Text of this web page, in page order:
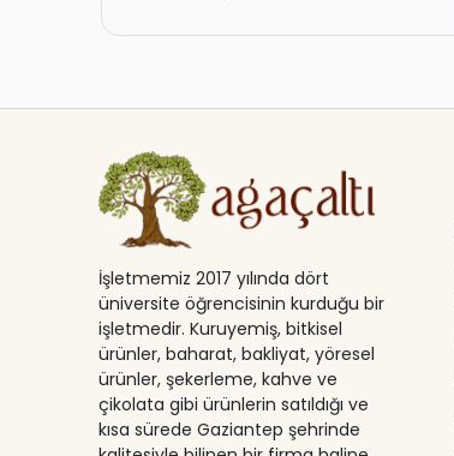
İşletmemiz 2017 yılında dört
üniversite öğrencisinin kurduğu bir
işletmedir. Kuruyemiş, bitkisel
ürünler, baharat, bakliyat, yöresel
ürünler, şekerleme, kahve ve
çikolata gibi ürünlerin satıldığı ve
kısa sürede Gaziantep şehrinde